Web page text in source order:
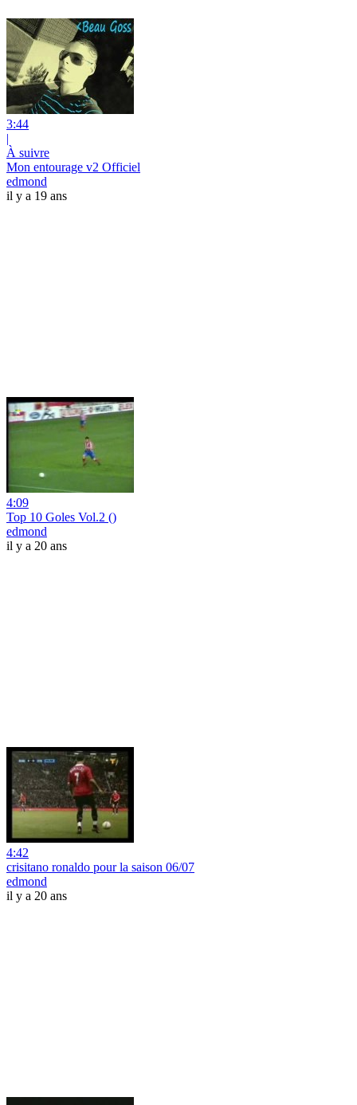
3:44
|
À suivre
Mon entourage v2 Officiel
edmond
il y a 19 ans
4:09
Top 10 Goles Vol.2 ()
edmond
il y a 20 ans
4:42
crisitano ronaldo pour la saison 06/07
edmond
il y a 20 ans